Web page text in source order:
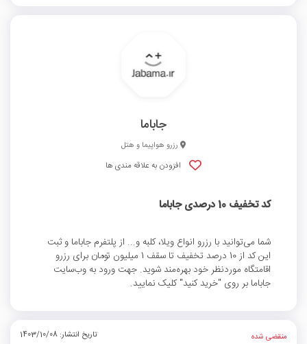
جاباما
رزرو هواپیما و هتل
افزودن به علاقه مندی ها
کد تخفیف 10 درصدی جاباما
شما می‌توانید با رزرو انواع ویلا، کلبه و... از پلتفرم جاباما و ثبت
این کد از 10 درصد تخفیف تا سقف 1 میلیون تومان برای رزرو
اقامتگاه موردنظر خود بهره‌مند شوید. جهت ورود به وب‌سایت
جاباما بر روی "خرید کنید" کلیک نمایید.
منقضی شده تاریخ انتشار: 1403/10/08